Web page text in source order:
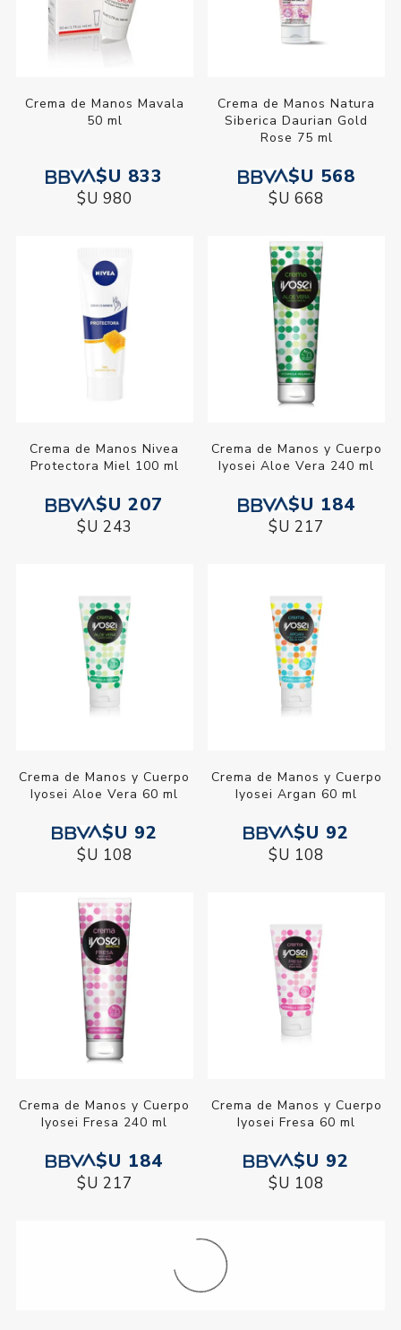
Crema de Manos Mavala
50 ml
$U 833
$U 980
Crema de Manos Natura
Siberica Daurian Gold
Rose 75 ml
$U 568
$U 668
Crema de Manos Nivea
Protectora Miel 100 ml
$U 207
$U 243
Crema de Manos y Cuerpo
Iyosei Aloe Vera 240 ml
$U 184
$U 217
Crema de Manos y Cuerpo
Iyosei Aloe Vera 60 ml
$U 92
$U 108
Crema de Manos y Cuerpo
Iyosei Argan 60 ml
$U 92
$U 108
Crema de Manos y Cuerpo
Iyosei Fresa 240 ml
$U 184
$U 217
Crema de Manos y Cuerpo
Iyosei Fresa 60 ml
$U 92
$U 108